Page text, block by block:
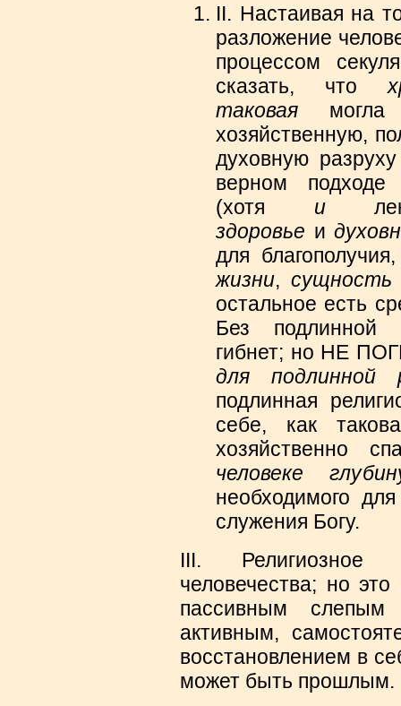
II. Настаивая на
разложение
процессом
сказать, что
таковая
хозяйственную,
духовную
верном
(хотя и
здоровье и
для
жизни, сущность
остальное есть
Без подлинной
гибнет; но НЕ
для подлинной
подлинная
себе, как
хозяйственно
человеке
необходимого
служения Богу.
III. Религиозное
человечества; но
пассивным
активным,
восстановлением в
может быть прошлым.